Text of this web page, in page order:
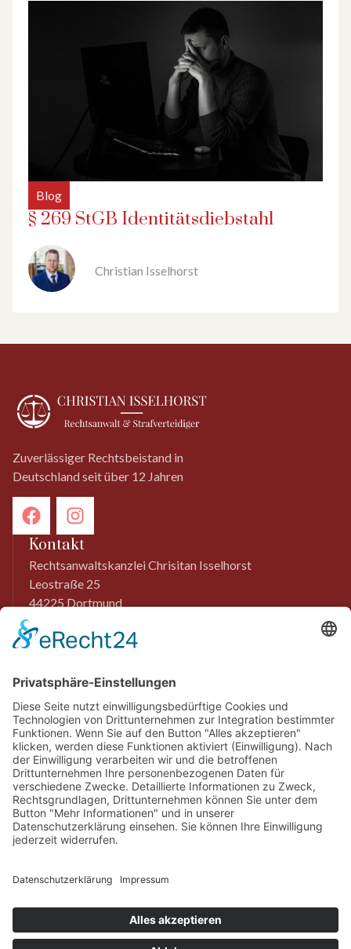
Blog
§ 269 StGB Identitätsdiebstahl
Christian Isselhorst
Zuverlässiger Rechtsbeistand in
Deutschland seit über 12 Jahren
Menü
Kanzlei
Blog
Kontakt
Rechtsgebiete
Strafrecht
Sexualstrafrecht
Verkehrs­strafrecht
Leistung
Kontakt
Rechtsanwaltskanzlei Chrisitan Isselhorst
Leostraße 25
44225 Dortmund
0231 9761801